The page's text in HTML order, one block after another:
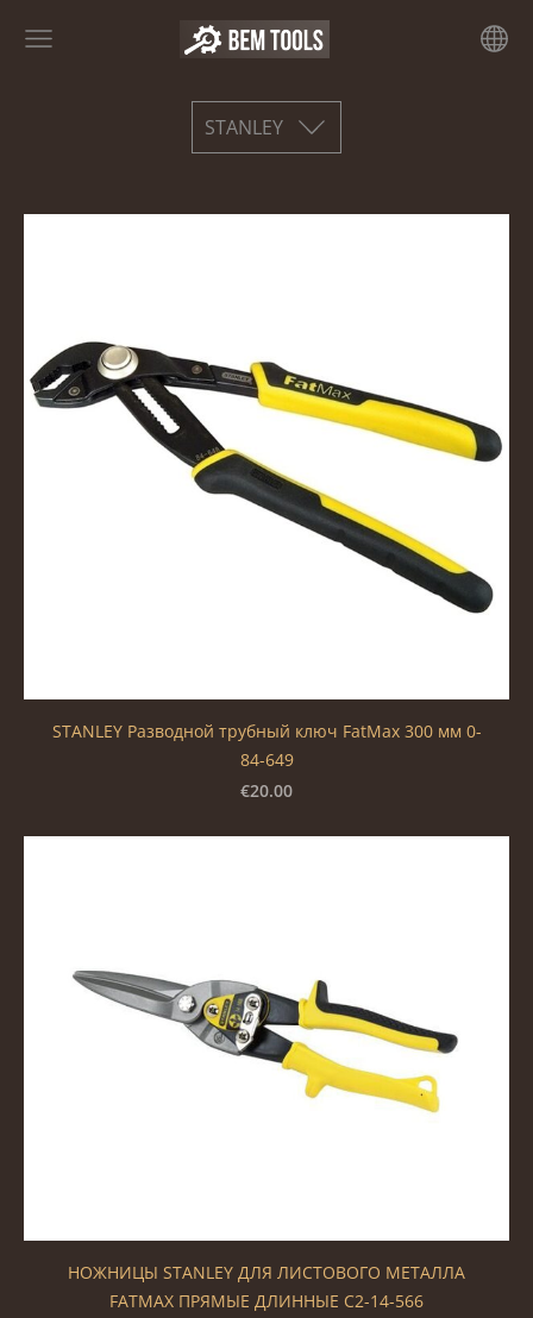
STANLEY
STANLEY Разводной трубный ключ FatMax 300 мм 0-
84-649
€20.00
НОЖНИЦЫ STANLEY ДЛЯ ЛИСТОВОГО МЕТАЛЛА
FATMAX ПРЯМЫЕ ДЛИННЫЕ С2-14-566